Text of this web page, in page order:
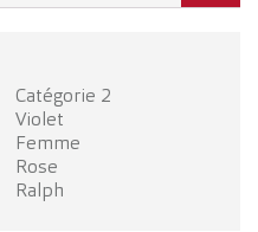
VOUS
Catégorie 2
Violet
Femme
Rose
Ralph